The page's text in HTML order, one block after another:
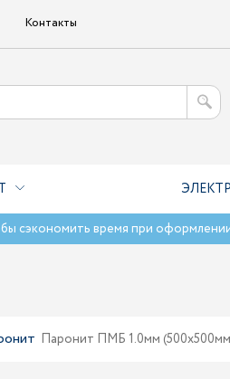
Контакты
сэкономить время при
Паронит ПМБ 1.0мм